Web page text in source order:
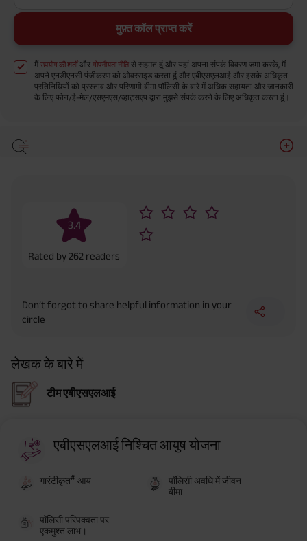
मुफ़्त कॉल प्राप्त करें
मैं उपयोग की शर्तोंऔर गोपनीयता नीति से सहमत हूं और यहां अपना संपर्क विवरण जमा करके, मैं
अपने एनडीएनसी पंजीकरण को ओवरराइड करता हूं और एबीएसएलआई और इसके अधिकृत
प्रतिनिधियों को प्रस्ताव और परिणामी बीमा पॉलिसी के बारे में अधिक सहायता और जानकारी
के लिए फोन/ई-मेल/एसएमएस/व्हाट्सएप द्वारा मुझसे संपर्क करने के लिए अधिकृत करता हूं।
3.4
Rated by 262 readers
Don’t forgot to share helpful information in your
circle
लेखक के बारे में
टीम एबीएसएलआई
एबीएसएलआई निश्चित आयुष योजना
गारंटीकृत# आय
पॉलिसी अवधि में जीवन
बीमा
पॉलिसी परिपक्वता पर
एकमुश्त लाभ।